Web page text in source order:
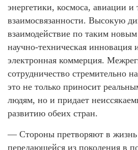
энергетики, космоса, авиации и
взаимосвязанности. Высокую
взаимодействие по таким
научно-техническая инновация
электронная коммерция.
сотрудничество стремительно
это не только приносит
людям, но и придает
развитию обеих стран.
— Стороны претворяют в
передающейся из поколения в